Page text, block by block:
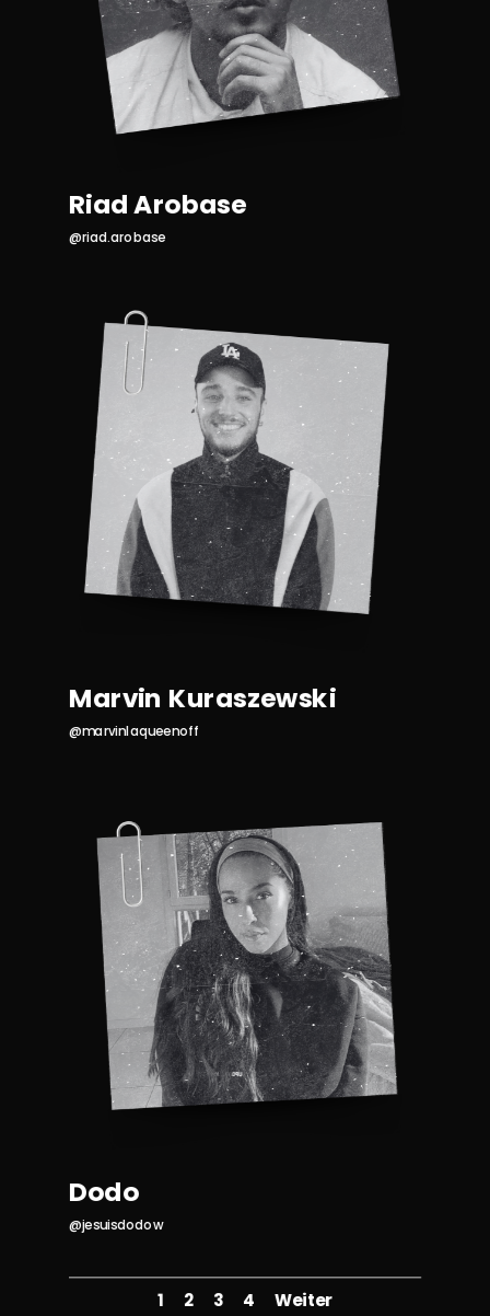
Riad Arobase
@riad.arobase
Marvin Kuraszewski
@marvinlaqueenoff
Dodo
@jesuisdodow
1 2 3 4 Weiter